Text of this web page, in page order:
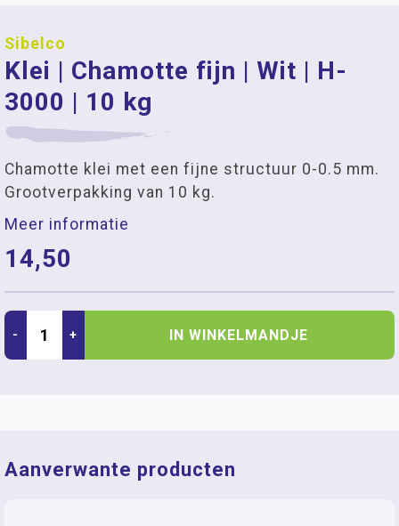
Sibelco
Klei | Chamotte fijn | Wit | H-
3000 | 10 kg
Chamotte klei met een fijne structuur 0-0.5 mm.
Grootverpakking van 10 kg.
Meer informatie
14,50
- + IN WINKELMANDJE
Aanverwante producten